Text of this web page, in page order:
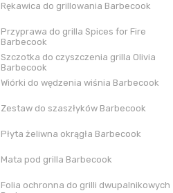
Rękawica do grillowania Barbecook
Przyprawa do grilla Spices for Fire
Barbecook
Szczotka do czyszczenia grilla Olivia
Barbecook
Wiórki do wędzenia wiśnia Barbecook
Zestaw do szaszłyków Barbecook
Płyta żeliwna okrągła Barbecook
Mata pod grilla Barbecook
Folia ochronna do grilli dwupalnikowych